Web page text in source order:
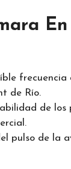
de Río.
de los
pulso de la